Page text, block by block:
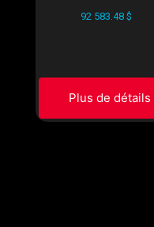
92 583.48 $
Plus de détails